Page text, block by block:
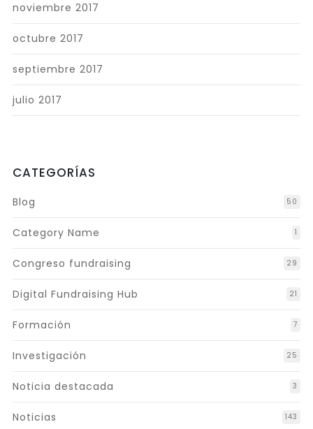
noviembre 2017
octubre 2017
septiembre 2017
julio 2017
CATEGORÍAS
Blog 50
Category Name 1
Congreso fundraising 29
Digital Fundraising Hub 21
Formación 7
Investigación 25
Noticia destacada 3
Noticias 143